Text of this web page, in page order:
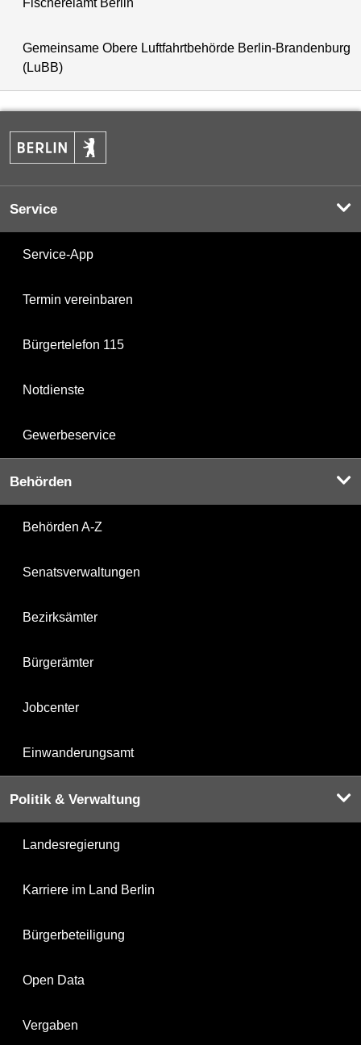
Gemeinsame Obere Luftfahrtbehörde Berlin-Brandenburg
(LuBB)
Service
Service-App
Termin vereinbaren
Bürgertelefon 115
Notdienste
Gewerbeservice
Behörden
Behörden A-Z
Senatsverwaltungen
Bezirksämter
Bürgerämter
Jobcenter
Einwanderungsamt
Politik & Verwaltung
Landesregierung
Karriere im Land Berlin
Bürgerbeteiligung
Open Data
Vergaben